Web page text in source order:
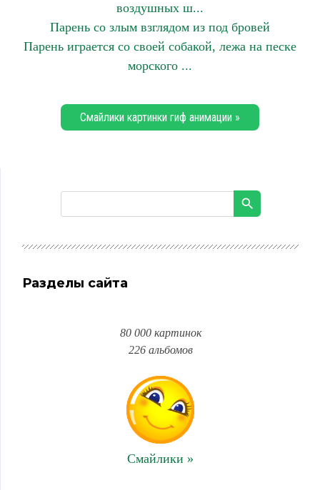
воздушных ш...
Парень со злым взглядом из под бровей
Парень играется со своей собакой, лежа на песке
морского ...
Смайлики картинки гиф анимации »
Разделы сайта
80 000 картинок
226 альбомов
Смайлики »